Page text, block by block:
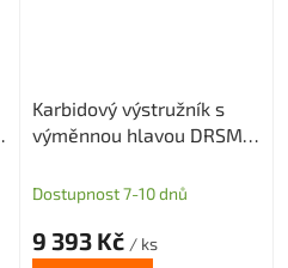
Karbidový výstružník s
výměnnou hlavou DRSMN
díru
Dostupnost 7-10 dnů
9 393 Kč / ks